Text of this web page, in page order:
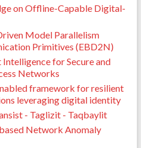
on Offline-Capable Digital-
Model Parallelism
Primitives (EBD2N)
for Secure and
Networks
framework for resilient
leveraging digital identity
- Taglizit - Taqbaylit
Network Anomaly